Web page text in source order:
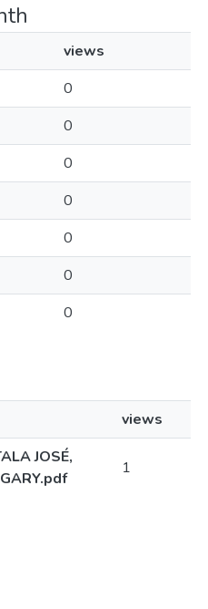
views
0
0
0
0
0
0
0
views
JOSÉ,
1